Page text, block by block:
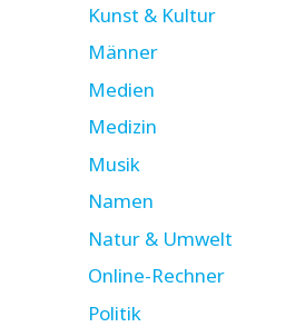
Kunst & Kultur
Männer
Medien
Medizin
Musik
Namen
Natur & Umwelt
Online-Rechner
Politik